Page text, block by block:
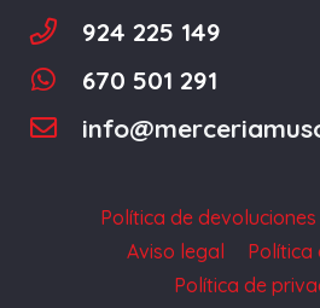
924 225 149
670 501 291
Política de
Aviso legal
Política
Política de